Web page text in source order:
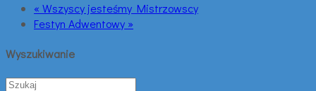
« Wszyscy jesteśmy Mistrzowscy
Festyn Adwentowy »
Wyszukiwanie